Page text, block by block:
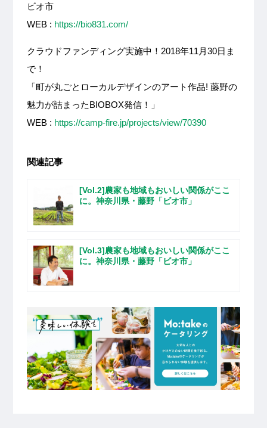
ビオ市
WEB : https://bio831.com/
クラウドファンディング実施中！2018年11月30日ま
で！
「町が丸ごとローカルデザインのアート作品! 藤野の
魅力が詰まったBIOBOX発信！」
WEB : https://camp-fire.jp/projects/view/70390
関連記事
[Vol.2]農家も地域もおいしい関係がここ
に。神奈川県・藤野「ビオ市」
[Vol.3]農家も地域もおいしい関係がここ
に。神奈川県・藤野「ビオ市」